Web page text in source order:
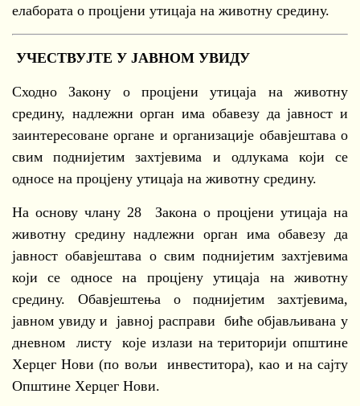
елабората о процјени утицаја на животну средину.
УЧЕСТВУЈТЕ У ЈАВНОМ УВИДУ
Сходно Закону о процјени утицаја на животну
средину, надлежни орган има обавезу да јавност и
заинтересоване органе и организације обавјештава о
свим поднијетим захтјевима и одлукама који се
односе на процјену утицаја на животну средину.
На основу члану 28 Закона о процјени утицаја на
животну средину надлежни орган има обавезу да
јавност обавјештава о свим поднијетим захтјевима
који се односе на процјену утицаја на животну
средину. Обавјештења о поднијетим захтјевима,
јавном увиду и јавној расправи биће објављивана у
дневном листу које излази на територији општине
Херцег Нови (по вољи инвеститора), као и на сајту
Општине Херцег Нови.